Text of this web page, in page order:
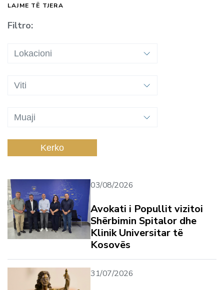
LAJME TË TJERA
Filtro:
Kerko
03/08/2026
Avokati i Popullit vizitoi
Shërbimin Spitalor dhe
Klinik Universitar të
Kosovës
31/07/2026